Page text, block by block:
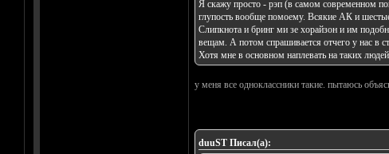
Я скажу просто - рэп (в самом современном
глупость вообще помоему. Всякие АК и
Слипкнота и бринг ми зе хорайзон и им
вещам. А потом спрашивается отчего у нас в
Хотя мне в основном наплевать на таких
у меня все одноклассники такие. пытаюсь
duuST Писал(а):